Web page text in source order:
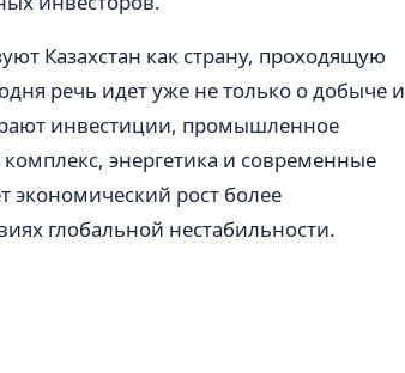
Казахстан как страну, проходящую
речь идет уже не только о добыче и
инвестиции, промышленное
энергетика и современные
экономический рост более
глобальной нестабильности.